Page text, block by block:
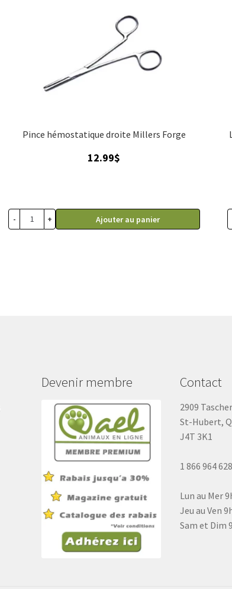
Pince hémostatique droite Millers Forge
12.99$
- + Ajouter au panier
Devenir membre Contact
2909
St-Hubert,
J4T 3K1
1 866 964
Lun au Mer
Jeu au Ven
Sam et Dim